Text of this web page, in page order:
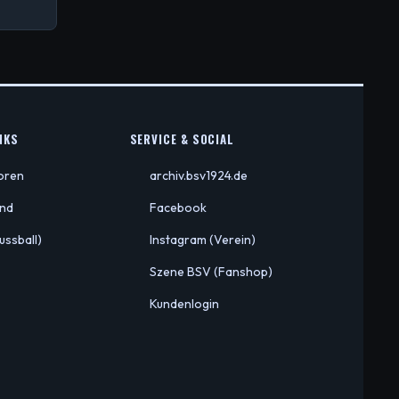
SERVICE & SOCIAL
archiv.bsv1924.de
Facebook
Instagram (Verein)
Szene BSV (Fanshop)
Kundenlogin